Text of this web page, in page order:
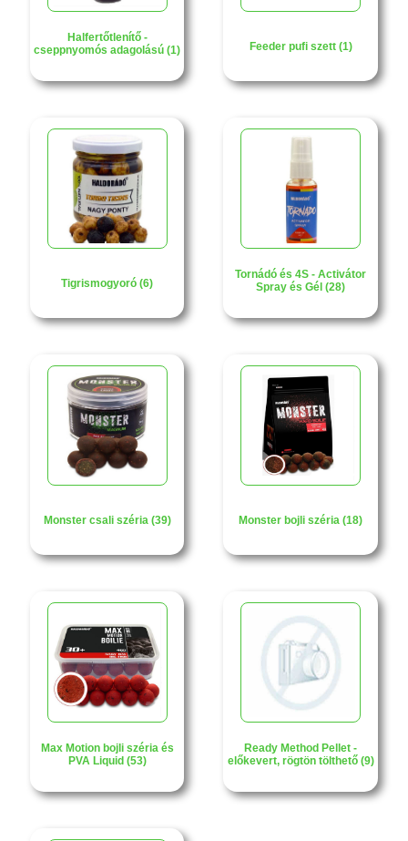
Halfertőtlenítő -
cseppnyomós adagolású (1)
Feeder pufi szett (1)
Tigrismogyoró (6)
Tornádó és 4S - Activátor
Spray és Gél (28)
Monster csali széria (39) Monster bojli széria (18)
Max Motion bojli széria és
PVA Liquid (53)
Ready Method Pellet -
előkevert, rögtön tölthető (9)